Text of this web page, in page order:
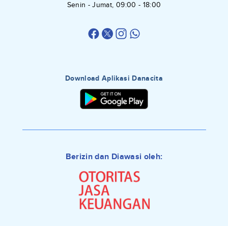
Senin - Jumat, 09:00 - 18:00
Download Aplikasi Danacita
Berizin dan Diawasi oleh: